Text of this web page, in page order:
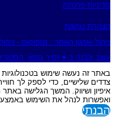
פרטיות
נגישות
האתר : נטפוקוס - ניהול ושיווק
ב-♥︎ זמיר גומא, הסטודיו
שלישיים, כדי לספק לך חוויית
ושיווק. המשך הגלישה באתר
לנהל את השימוש באמצעים